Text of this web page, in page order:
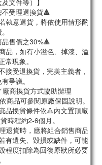
文件等）】
受理退換貨🔺
執意退貨，將依使用情形酌
售價之30%🔺
品，如有小溢色、掉漆、溢
常現象。
接受退換貨，完美主義者，
爭議。
商換貨方式協助辦理
商品可參閱原廠保固說明。
品換貨條件依🔺內文置頂廠
時程約2-6個月。
退貨時，應將組合銷售商品
有遺失、毀損或缺件，可能
程度扣除為回復原狀所必要